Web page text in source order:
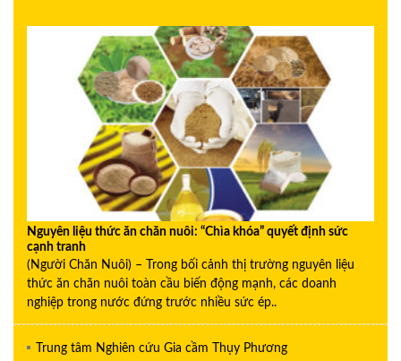
Nguyên liệu thức ăn chăn nuôi: “Chìa khóa” quyết định sức
cạnh tranh
(Người Chăn Nuôi) – Trong bối cảnh thị trường nguyên liệu
thức ăn chăn nuôi toàn cầu biến động mạnh, các doanh
nghiệp trong nước đứng trước nhiều sức ép..
Trung tâm Nghiên cứu Gia cầm Thụy Phương